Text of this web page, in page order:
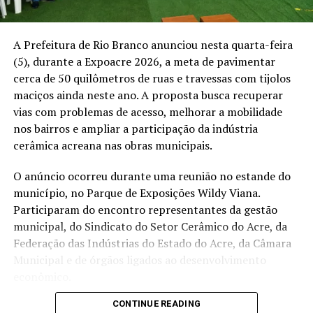
na escovação”, afirmou.
A visitante Débora Mazini também participou da
atividade e relacionou os cuidados com a boca à saúde de
forma geral. A programação buscou ampliar a
prevenção de cáries e outros problemas bucais ao levar
orientações diretamente ao público que circulou pela
Expoacre.
Compartilhe isso:
X Facebook WhatsApp
LinkedIn Telegram
A Prefeitura de Rio Branco anunciou nesta quarta-feira
(5), durante a Expoacre 2026, a meta de pavimentar
cerca de 50 quilômetros de ruas e travessas com tijolos
maciços ainda neste ano. A proposta busca recuperar
vias com problemas de acesso, melhorar a mobilidade
nos bairros e ampliar a participação da indústria
cerâmica acreana nas obras municipais.
O anúncio ocorreu durante uma reunião no estande do
município, no Parque de Exposições Wildy Viana.
Participaram do encontro representantes da gestão
municipal, do Sindicato do Setor Cerâmico do Acre, da
Federação das Indústrias do Estado do Acre, da Câmara
Municipal e de órgãos ligados ao desenvolvimento
O prefeito Alysson Bestene afirmou que as vias que
CONTINUE READING